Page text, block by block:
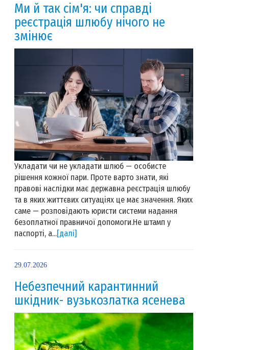
Ми й так сім'я: чи справді
реєстрація шлюбу нічого не
змінює
Укладати чи не укладати шлюб — особисте
рішення кожної пари. Проте варто знати, які
правові наслідки має державна реєстрація шлюбу
та в яких життєвих ситуаціях це має значення. Яких
саме — розповідають юристи системи надання
безоплатної правничої допомоги.Не штамп у
паспорті, а...[далі]
29.07.2026
Небезпечний карантинний
шкідник- вузькозлатка ясенева